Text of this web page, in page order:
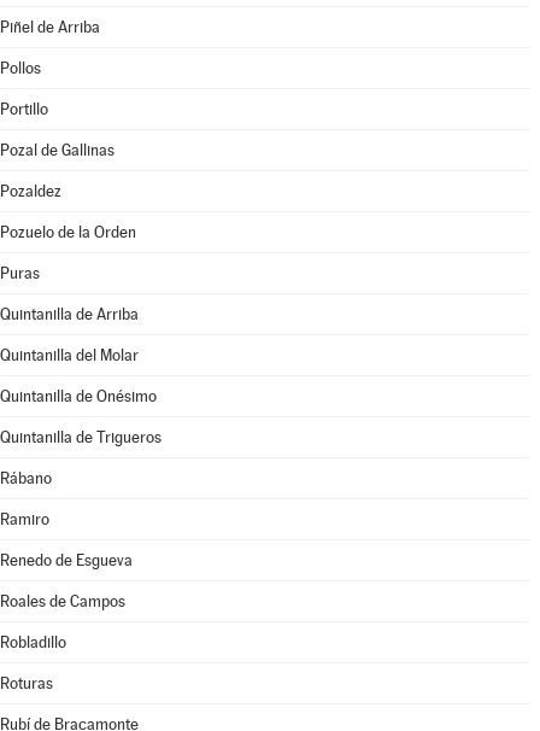
Piñel de Arriba
Pollos
Portillo
Pozal de Gallinas
Pozaldez
Pozuelo de la Orden
Puras
Quintanilla de Arriba
Quintanilla del Molar
Quintanilla de Onésimo
Quintanilla de Trigueros
Rábano
Ramiro
Renedo de Esgueva
Roales de Campos
Robladillo
Roturas
Rubí de Bracamonte